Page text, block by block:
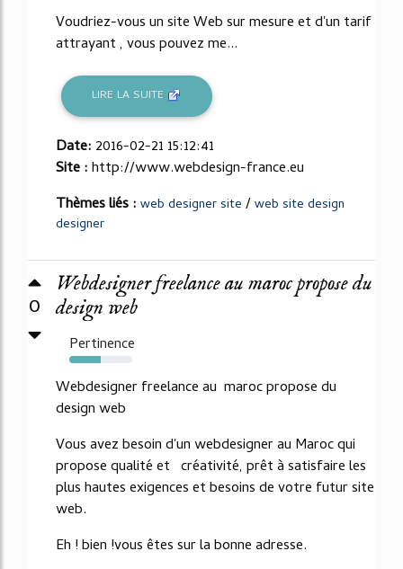
Voudriez-vous un site Web sur mesure et d'un tarif
attrayant , vous pouvez me...
LIRE LA SUITE
Date: 2016-02-21 15:12:41
Site :http://www.webdesign-france.eu
Thèmes liés : web designer site /web site design
designer
0
Webdesigner freelance au maroc propose du
design web
Pertinence
50%
Webdesigner freelance au maroc propose du
design web
Vous avez besoin d'un webdesigner au Maroc qui
propose qualité et créativité, prêt à satisfaire les
plus hautes exigences et besoins de votre futur site
web.
Eh ! bien !vous êtes sur la bonne adresse.